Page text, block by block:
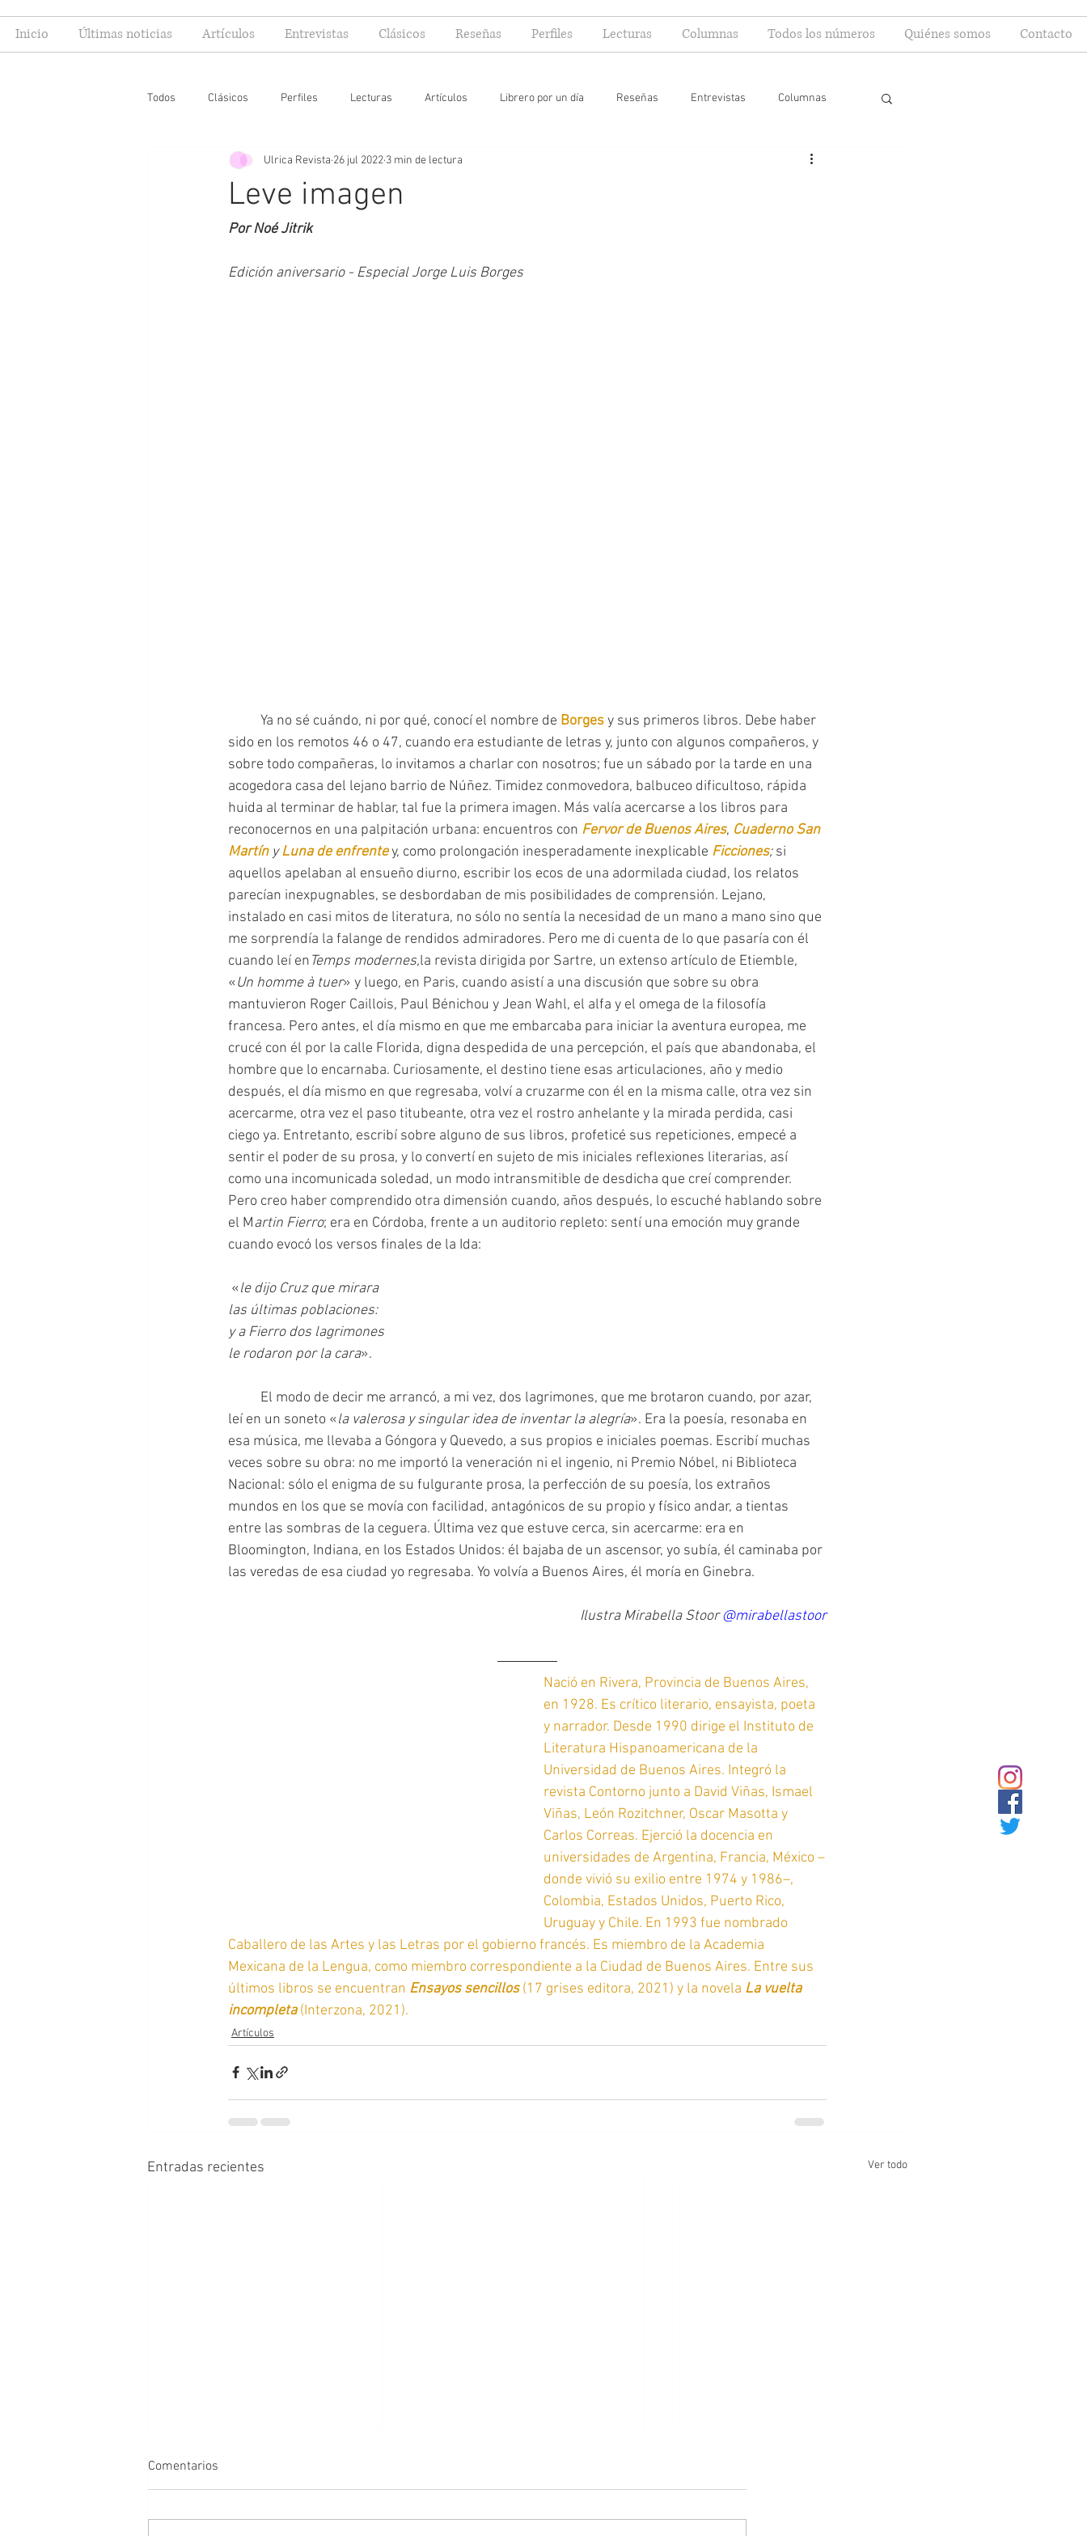
Inicio Últimas noticias Artículos Entrevistas Clásicos Reseñas Perfiles Lecturas Columnas Todos los números Quiénes somos Contacto
Todos Clásicos Perfiles Lecturas Artículos Librero por un día Reseñas Entrevistas Columnas
Editoriales Especial FIL Mi yo lector
Leve imagen
Ulrica Revista 26 jul 2022 3 min de lectura
Por Noé Jitrik
Edición aniversario - Especial Jorge Luis Borges
	Ya no sé cuándo, ni por qué, conocí el nombre de
Borges y sus primeros libros. Debe haber
sido en los remotos 46 o 47, cuando era estudiante de letras y, junto con algunos compañeros, y
sobre todo compañeras, lo invitamos a charlar con nosotros; fue un sábado por la tarde en una
acogedora casa del lejano barrio de Núñez. Timidez conmovedora, balbuceo dificultoso, rápida
huida al terminar de hablar, tal fue la primera imagen. Más valía acercarse a los libros para
reconocernos en una palpitación urbana: encuentros con Fervor de Buenos Aires, Cuaderno San
Martín y Luna de enfrente y, como prolongación inesperadamente inexplicable Ficciones; si
aquellos apelaban al ensueño diurno, escribir los ecos de una adormilada ciudad, los relatos
parecían inexpugnables, se desbordaban de mis posibilidades de comprensión. Lejano,
instalado en casi mitos de literatura, no sólo no sentía la necesidad de un mano a mano sino que
me sorprendía la falange de rendidos admiradores. Pero me di cuenta de lo que pasaría con él
cuando leí enTemps modernes,la revista dirigida por Sartre, un extenso artículo de Etiemble,
«Un homme à tuer» y luego, en Paris, cuando asistí a una discusión que sobre su obra
mantuvieron Roger Caillois, Paul Bénichou y Jean Wahl, el alfa y el omega de la filosofía
francesa. Pero antes, el día mismo en que me embarcaba para iniciar la aventura europea, me
crucé con él por la calle Florida, digna despedida de una percepción, el país que abandonaba, el
hombre que lo encarnaba. Curiosamente, el destino tiene esas articulaciones, año y medio
después, el día mismo en que regresaba, volví a cruzarme con él en la misma calle, otra vez sin
acercarme, otra vez el paso titubeante, otra vez el rostro anhelante y la mirada perdida, casi
ciego ya. Entretanto, escribí sobre alguno de sus libros, profeticé sus repeticiones, empecé a
sentir el poder de su prosa, y lo convertí en sujeto de mis iniciales reflexiones literarias, así
como una incomunicada soledad, un modo intransmitible de desdicha que creí comprender.
Pero creo haber comprendido otra dimensión cuando, años después, lo escuché hablando sobre
el Martin Fierro; era en Córdoba, frente a un auditorio repleto: sentí una emoción muy grande
cuando evocó los versos finales de la Ida:
«le dijo Cruz que mirara
las últimas poblaciones:
y a Fierro dos lagrimones
le rodaron por la cara».
leí en un soneto «la valerosa y singular idea de inventar la alegría». Era la poesía, resonaba en
esa música, me llevaba a Góngora y Quevedo, a sus propios e iniciales poemas. Escribí muchas
veces sobre su obra: no me importó la veneración ni el ingenio, ni Premio Nóbel, ni Biblioteca
Nacional: sólo el enigma de su fulgurante prosa, la perfección de su poesía, los extraños
mundos en los que se movía con facilidad, antagónicos de su propio y físico andar, a tientas
entre las sombras de la ceguera. Última vez que estuve cerca, sin acercarme: era en
Bloomington, Indiana, en los Estados Unidos: él bajaba de un ascensor, yo subía, él caminaba por
las veredas de esa ciudad yo regresaba. Yo volvía a Buenos Aires, él moría en Ginebra.
Ilustra Mirabella Stoor @mirabellastoor
Nació en Rivera, Provincia de Buenos Aires,
en 1928. Es crítico literario, ensayista, poeta
y narrador. Desde 1990 dirige el Instituto de
Literatura Hispanoamericana de la
Universidad de Buenos Aires. Integró la
revista Contorno junto a David Viñas, Ismael
Viñas, León Rozitchner, Oscar Masotta y
Carlos Correas. Ejerció la docencia en
universidades de Argentina, Francia, México –
donde vivió su exilio entre 1974 y 1986–,
Colombia, Estados Unidos, Puerto Rico,
Uruguay y Chile. En 1993 fue nombrado
Caballero de las Artes y las Letras por el gobierno francés. Es miembro de la Academia
Mexicana de la Lengua, como miembro correspondiente a la Ciudad de Buenos Aires. Entre sus
últimos libros se encuentran Ensayos sencillos (17 grises editora, 2021) y la novela La vuelta
incompleta (Interzona, 2021).
Artículos
Entradas recientes Ver todo
Comentarios